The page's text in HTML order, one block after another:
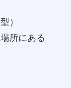
）
所にある